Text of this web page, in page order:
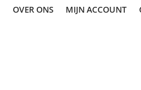
OVER ONS MIJN ACCOUNT